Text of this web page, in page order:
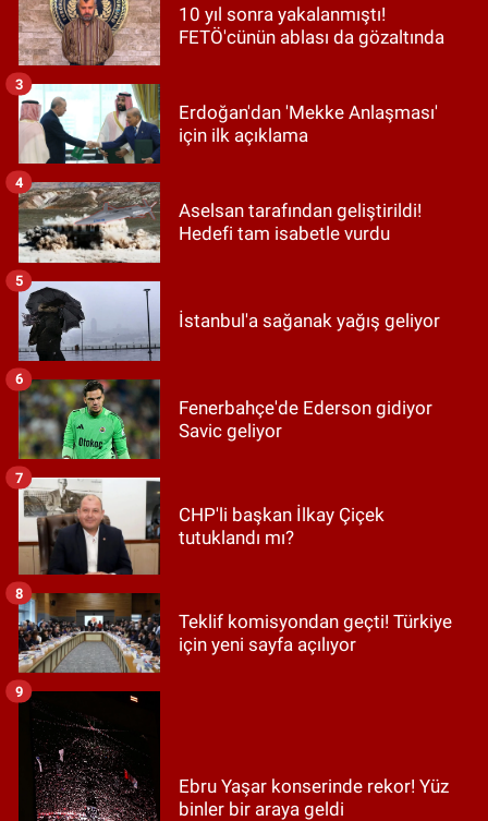
10 yıl sonra yakalanmıştı!
FETÖ'cünün ablası da gözaltında
Erdoğan'dan 'Mekke Anlaşması'
için ilk açıklama
3
Aselsan tarafından geliştirildi!
Hedefi tam isabetle vurdu
4
İstanbul'a sağanak yağış geliyor
5
Fenerbahçe'de Ederson gidiyor
Savic geliyor
6
CHP'li başkan İlkay Çiçek
tutuklandı mı?
7
Teklif komisyondan geçti! Türkiye
için yeni sayfa açılıyor
8
Ebru Yaşar konserinde rekor! Yüz
binler bir araya geldi
9